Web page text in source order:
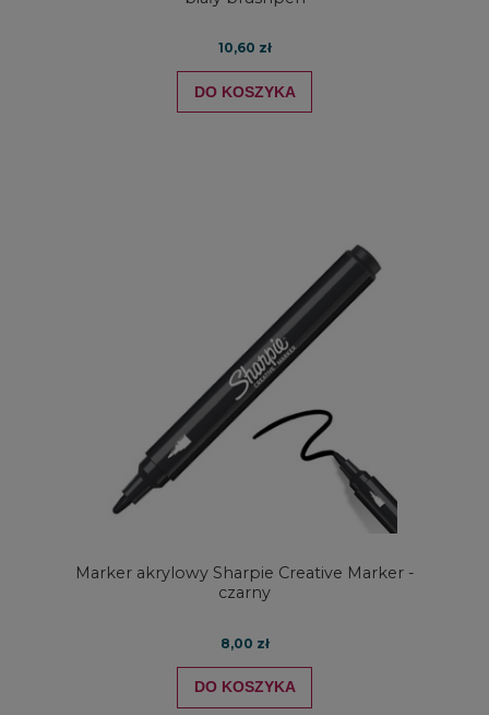
10,60 zł
DO KOSZYKA
Marker akrylowy Sharpie Creative Marker -
czarny
8,00 zł
DO KOSZYKA